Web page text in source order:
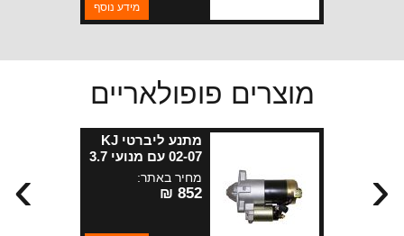
מידע נוסף
מוצרים פופולאריים
מתנע ליברטי KJ
02-07 עם מנועי 3.7
ליטר
מחיר באתר:
852 ₪
› ‹